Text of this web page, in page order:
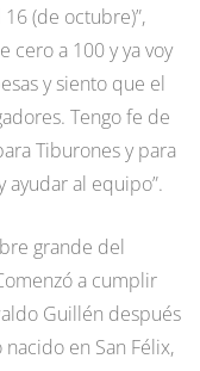
(de octubre)”,
cero a 100 y ya voy
y siento que el
Tengo fe de
Tiburones y para
ayudar al equipo”.
grande del
a cumplir
Guillén después
en San Félix,